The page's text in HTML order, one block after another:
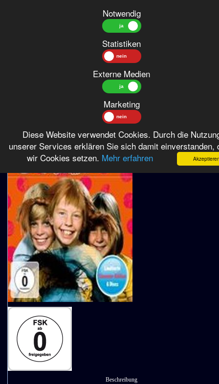
Notwendig
Statistiken
Externe Medien
Marketing
Diese Website verwendet Cookies. Durch die
unserer Services erklären Sie sich damit einverstanden,
wir Cookies setzen. Mehr erfahren
Pippi Langstrumpf
Beschreibung